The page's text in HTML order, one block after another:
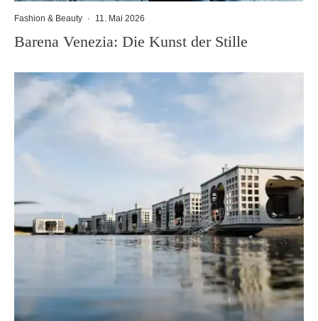
Fashion & Beauty · 11. Mai 2026
Barena Venezia: Die Kunst der Stille